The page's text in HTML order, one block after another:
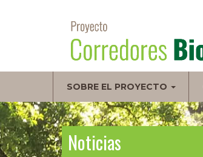
Navegación
principal
SOBRE EL PROYECTO
Noticias